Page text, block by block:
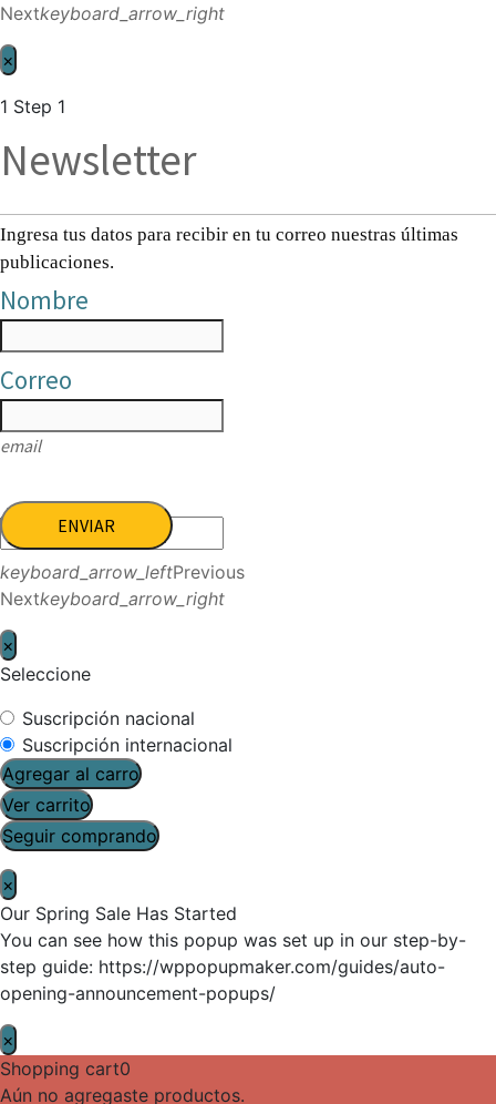
Nextkeyboard_arrow_right
×
1 Step 1
Newsletter
Ingresa tus datos para recibir en tu correo nuestras últimas
publicaciones.
Nombre
Correo
email
ENVIAR
keyboard_arrow_leftPrevious
Nextkeyboard_arrow_right
×
Seleccione
Suscripción nacional
Suscripción internacional
Agregar al carro
Ver carrito
Seguir comprando
×
Our Spring Sale Has Started
You can see how this popup was set up in our step-by-
step guide: https://wppopupmaker.com/guides/auto-
opening-announcement-popups/
×
Shopping cart0
Aún no agregaste productos.